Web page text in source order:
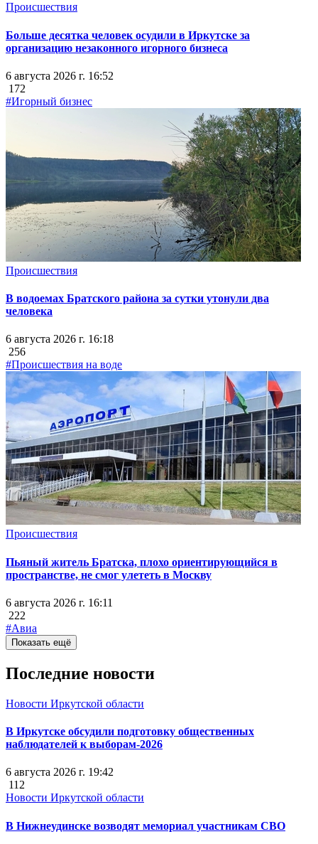
Происшествия
Больше десятка человек осудили в Иркутске за
организацию незаконного игорного бизнеса
6 августа 2026 г. 16:52
172
#Игорный бизнес
Происшествия
В водоемах Братского района за сутки утонули два
человека
6 августа 2026 г. 16:18
256
#Происшествия на воде
Происшествия
Пьяный житель Братска, плохо ориентирующийся в
пространстве, не смог улететь в Москву
6 августа 2026 г. 16:11
222
#Авиа
Показать ещё
Последние новости
Новости Иркутской области
В Иркутске обсудили подготовку общественных
наблюдателей к выборам-2026
6 августа 2026 г. 19:42
112
Новости Иркутской области
В Нижнеудинске возводят мемориал участникам СВО